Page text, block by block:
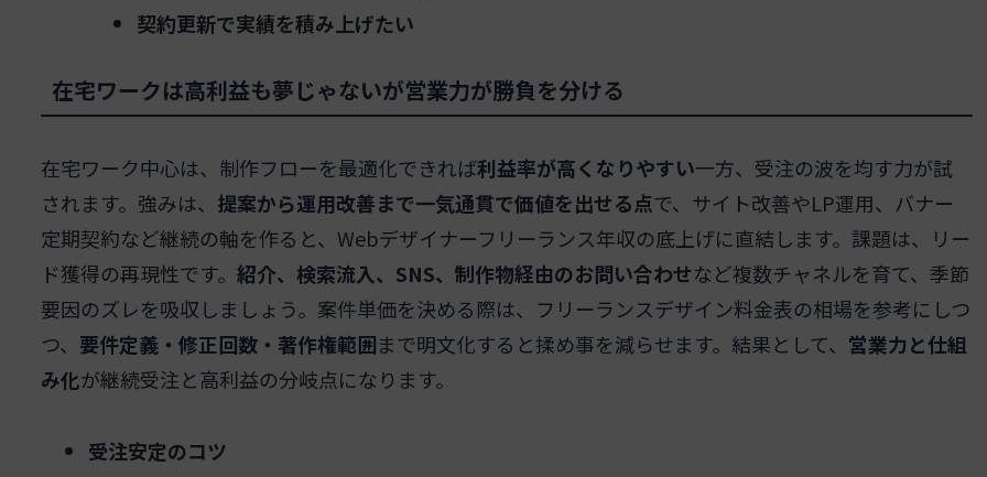
契約更新で実績を積み上げたい
在宅ワークは高利益も夢じゃないが営業力が勝負を分ける
在宅ワーク中心は、制作フローを最適化できれば利益率が高くなりやすい一方、受注の波を均す力が試
されます。強みは、 提案から運用改善まで一気通貫で価値を出せる点で、サイト改善やLP運用、バナー
定期契約など継続の軸を作ると、Webデザイナーフリーランス年収の底上げに直結します。課題は、リー
ド獲得の再現性です。 紹介、検索流入、SNS、制作物経由のお問い合わせなど複数チャネルを育て、季節
要因のズレを吸収しましょう。案件単価を決める際は、フリーランスデザイン料金表の相場を参考にしつ
つ、 要件定義・修正回数・著作権範囲まで明文化すると揉め事を減らせます。結果として、 営業力と仕組
み化が継続受注と高利益の分岐点になります。
受注安定のコツ